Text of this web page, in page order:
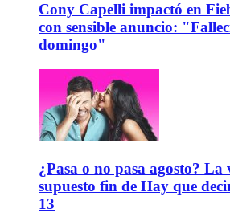
Cony Capelli impactó en
con sensible anuncio:
domingo"
¿Pasa o no pasa agosto? La
supuesto fin de Hay que
13